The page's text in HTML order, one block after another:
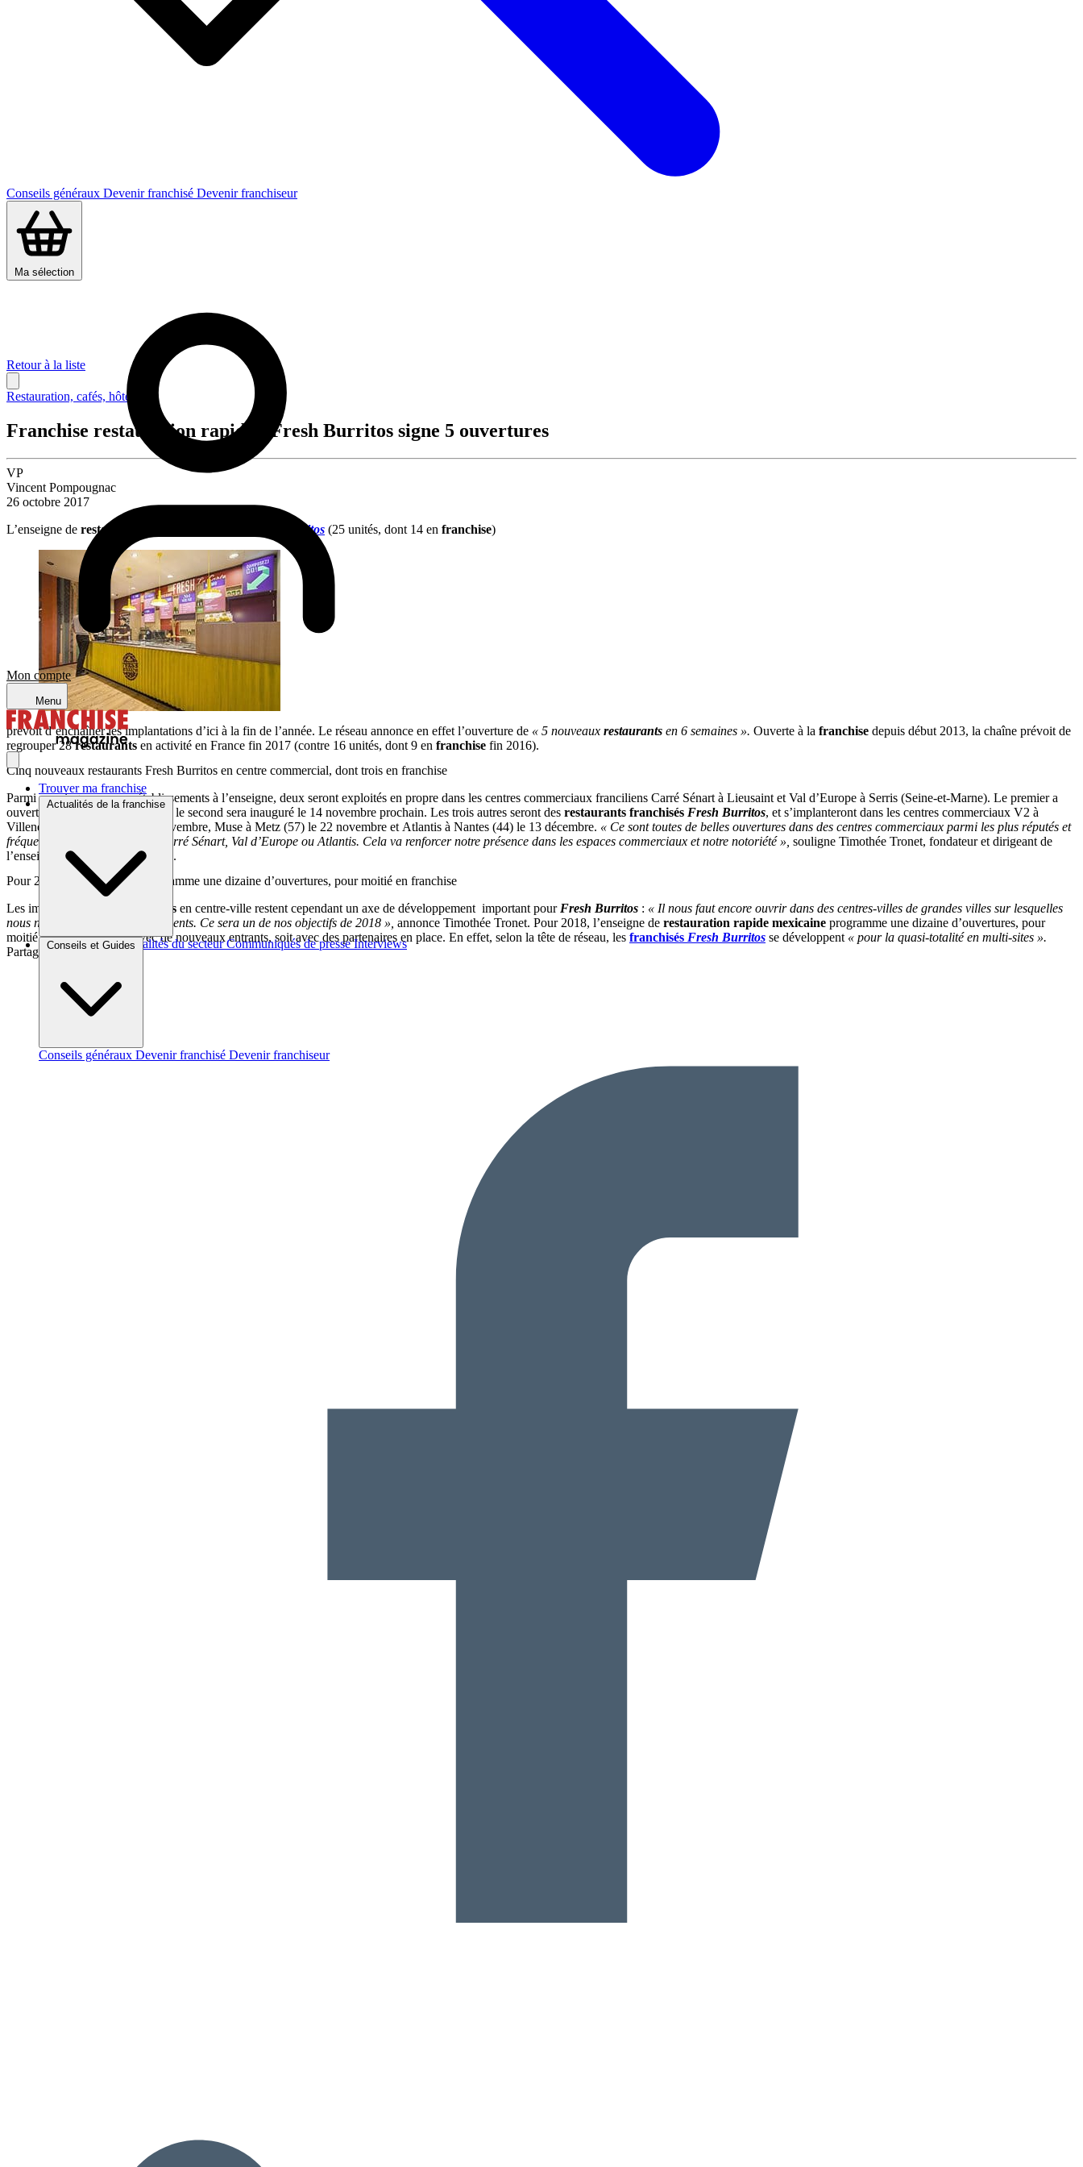
Conseils généraux Devenir franchisé Devenir franchiseur
Ma sélection
Mon compte
Menu
Trouver ma franchise
Actualités de la franchise
Brèves et actus Actualités du secteur Communiqués de presse Interviews
Conseils et Guides
Conseils généraux Devenir franchisé Devenir franchiseur
Retour à la liste
Restauration, cafés, hôtellerie
Franchise restauration rapide : Fresh Burritos signe 5 ouvertures
VP
Vincent Pompougnac
26 octobre 2017
L’enseigne de restauration rapide mexicaine Fresh Burritos (25 unités, dont 14 en franchise)
prévoit d’enchaîner les implantations d’ici à la fin de l’année. Le réseau annonce en effet l’ouverture de « 5 nouveaux restaurants en 6 semaines ». Ouverte à la franchise depuis début 2013, la chaîne prévoit de
regrouper 28restaurants en activité en France fin 2017 (contre 16 unités, dont 9 en franchise fin 2016).
Cinq nouveaux restaurants Fresh Burritos en centre commercial, dont trois en franchise
Parmi ces cinq nouveaux établissements à l’enseigne, deux seront exploités en propre dans les centres commerciaux franciliens Carré Sénart à Lieusaint et Val d’Europe à Serris (Seine-et-Marne). Le premier a
ouvert ses portes le 25 octobre et le second sera inauguré le 14 novembre prochain. Les trois autres seront des restaurants franchisés Fresh Burritos, et s’implanteront dans les centres commerciaux V2 à
Villeneuve d’Ascq (59) le 15 novembre, Muse à Metz (57) le 22 novembre et Atlantis à Nantes (44) le 13 décembre. « Ce sont toutes de belles ouvertures dans des centres commerciaux parmi les plus réputés et
fréquentés de France comme Carré Sénart, Val d’Europe ou Atlantis. Cela va renforcer notre présence dans les espaces commerciaux et notre notoriété », souligne Timothée Tronet, fondateur et dirigeant de
l’enseigne, dans un communiqué.
Pour 2018, Fresh Burritos programme une dizaine d’ouvertures, pour moitié en franchise
Les implantations de
restaurants en centre-ville restent cependant un axe de développement important pour Fresh Burritos : « Il nous faut encore ouvrir dans des centres-villes de grandes villes sur lesquelles
nous ne sommes pas encore présents. Ce sera un de nos objectifs de 2018 », annonce Timothée Tronet. Pour 2018, l’enseigne de restauration rapide mexicaine programme une dizaine d’ouvertures, pour
moitié enfranchise, soit avec de nouveaux entrants, soit avec des partenaires en place. En effet, selon la tête de réseau, les franchisés Fresh Burritos se développent « pour la quasi-totalité en multi-sites ».
Partager sur :